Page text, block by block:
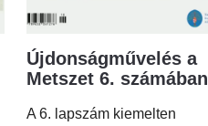
Újdonságművelés a
Metszet 6. számában
A 6. lapszám kiemelten